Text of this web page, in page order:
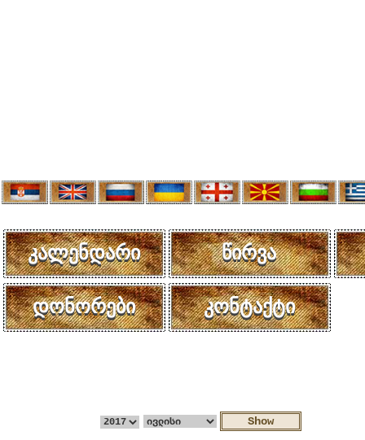
კალენდარი წირვა
დონორები კონტაქტი